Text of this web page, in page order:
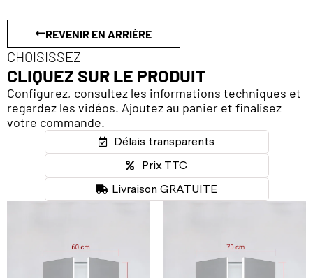
REVENIR EN ARRIÈRE
CHOISISSEZ
CLIQUEZ SUR LE PRODUIT
Configurez, consultez les informations techniques et
regardez les vidéos. Ajoutez au panier et finalisez
votre commande.
Délais transparents
Prix TTC
Livraison GRATUITE